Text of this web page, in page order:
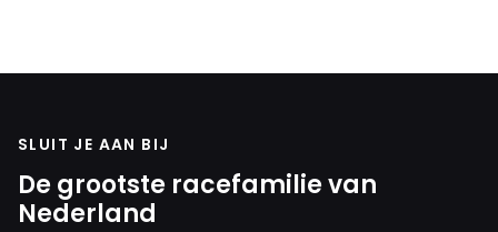
SLUIT JE AAN BIJ
De grootste racefamilie van
Nederland